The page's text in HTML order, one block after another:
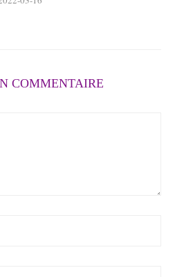
COMMENTAIRE